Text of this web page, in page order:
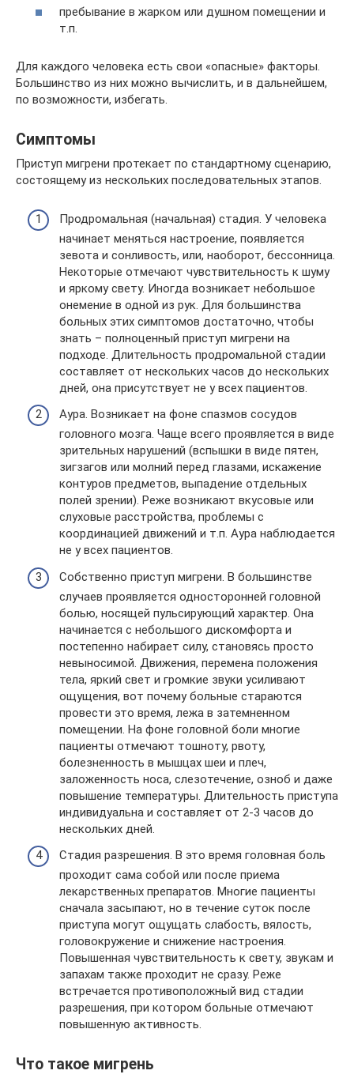
пребывание в жарком или душном помещении и
т.п.
Для каждого человека есть свои «опасные» факторы.
Большинство из них можно вычислить, и в дальнейшем,
по возможности, избегать.
Симптомы
Приступ мигрени протекает по стандартному сценарию,
состоящему из нескольких последовательных этапов.
Продромальная (начальная) стадия. У человека
начинает меняться настроение, появляется
зевота и сонливость, или, наоборот, бессонница.
Некоторые отмечают чувствительность к шуму
и яркому свету. Иногда возникает небольшое
онемение в одной из рук. Для большинства
больных этих симптомов достаточно, чтобы
знать – полноценный приступ мигрени на
подходе. Длительность продромальной стадии
составляет от нескольких часов до нескольких
дней, она присутствует не у всех пациентов.
Аура. Возникает на фоне спазмов сосудов
головного мозга. Чаще всего проявляется в виде
зрительных нарушений (вспышки в виде пятен,
зигзагов или молний перед глазами, искажение
контуров предметов, выпадение отдельных
полей зрении). Реже возникают вкусовые или
слуховые расстройства, проблемы с
координацией движений и т.п. Аура наблюдается
не у всех пациентов.
Собственно приступ мигрени. В большинстве
случаев проявляется односторонней головной
болью, носящей пульсирующий характер. Она
начинается с небольшого дискомфорта и
постепенно набирает силу, становясь просто
невыносимой. Движения, перемена положения
тела, яркий свет и громкие звуки усиливают
ощущения, вот почему больные стараются
провести это время, лежа в затемненном
помещении. На фоне головной боли многие
пациенты отмечают тошноту, рвоту,
болезненность в мышцах шеи и плеч,
заложенность носа, слезотечение, озноб и даже
повышение температуры. Длительность приступа
индивидуальна и составляет от 2-3 часов до
нескольких дней.
Стадия разрешения. В это время головная боль
проходит сама собой или после приема
лекарственных препаратов. Многие пациенты
сначала засыпают, но в течение суток после
приступа могут ощущать слабость, вялость,
головокружение и снижение настроения.
Повышенная чувствительность к свету, звукам и
запахам также проходит не сразу. Реже
встречается противоположный вид стадии
разрешения, при котором больные отмечают
повышенную активность.
Что такое мигрень